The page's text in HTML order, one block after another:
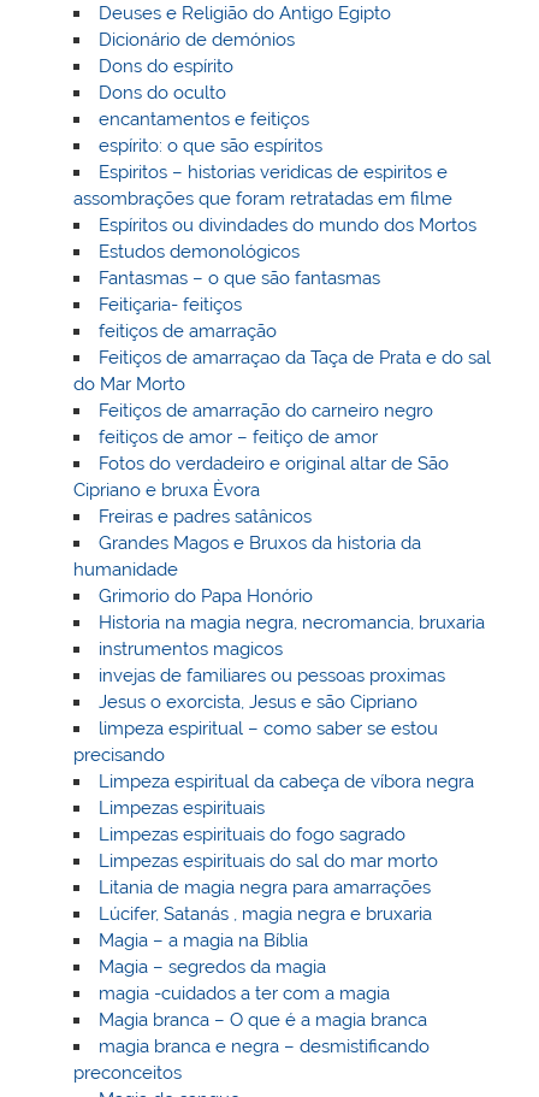
Deuses e Religião do Antigo Egipto
Dicionário de demónios
Dons do espírito
Dons do oculto
encantamentos e feitiços
espírito: o que são espíritos
Espiritos – historias veridicas de espiritos e
assombrações que foram retratadas em filme
Espíritos ou divindades do mundo dos Mortos
Estudos demonológicos
Fantasmas – o que são fantasmas
Feitiçaria- feitiços
feitiços de amarração
Feitiços de amarraçao da Taça de Prata e do sal
do Mar Morto
Feitiços de amarração do carneiro negro
feitiços de amor – feitiço de amor
Fotos do verdadeiro e original altar de São
Cipriano e bruxa Èvora
Freiras e padres satânicos
Grandes Magos e Bruxos da historia da
humanidade
Grimorio do Papa Honório
Historia na magia negra, necromancia, bruxaria
instrumentos magicos
invejas de familiares ou pessoas proximas
Jesus o exorcista, Jesus e são Cipriano
limpeza espiritual – como saber se estou
precisando
Limpeza espiritual da cabeça de víbora negra
Limpezas espirituais
Limpezas espirituais do fogo sagrado
Limpezas espirituais do sal do mar morto
Litania de magia negra para amarrações
Lúcifer, Satanás , magia negra e bruxaria
Magia – a magia na Bíblia
Magia – segredos da magia
magia -cuidados a ter com a magia
Magia branca – O que é a magia branca
magia branca e negra – desmistificando
preconceitos